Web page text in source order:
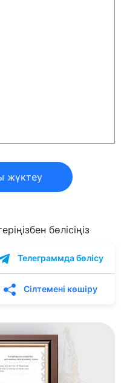
жүктеу
бөлісіңіз
Телеграммда бөлісу
Сілтемені көшіру